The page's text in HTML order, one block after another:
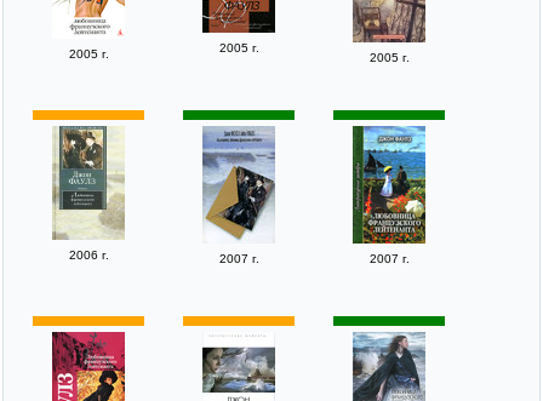
2005 г. 2005 г.
2005 г.
2006 г. 2007 г. 2007 г.